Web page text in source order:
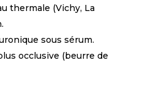
thermale (Vichy, La
sous sérum.
occlusive (beurre de